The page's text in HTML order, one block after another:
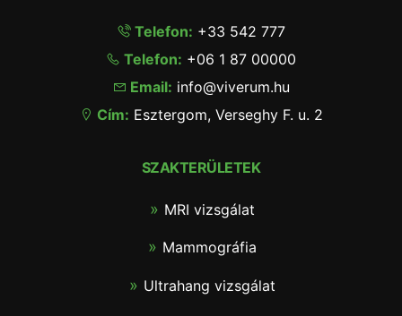
Telefon: +33 542 777
Telefon: +06 1 87 00000
Email: info@viverum.hu
Cím: Esztergom, Verseghy F. u. 2
SZAKTERÜLETEK
MRI vizsgálat
Mammográfia
Ultrahang vizsgálat